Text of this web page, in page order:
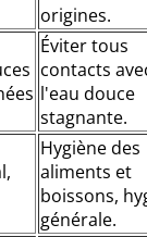
origines.
Éviter tous
contacts
l'eau douce
stagnante.
Hygiène des
aliments et
boissons,
générale.